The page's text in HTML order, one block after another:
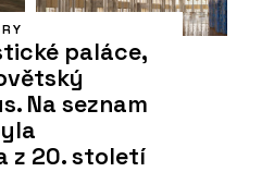
paláce,
Na seznam
z 20. století